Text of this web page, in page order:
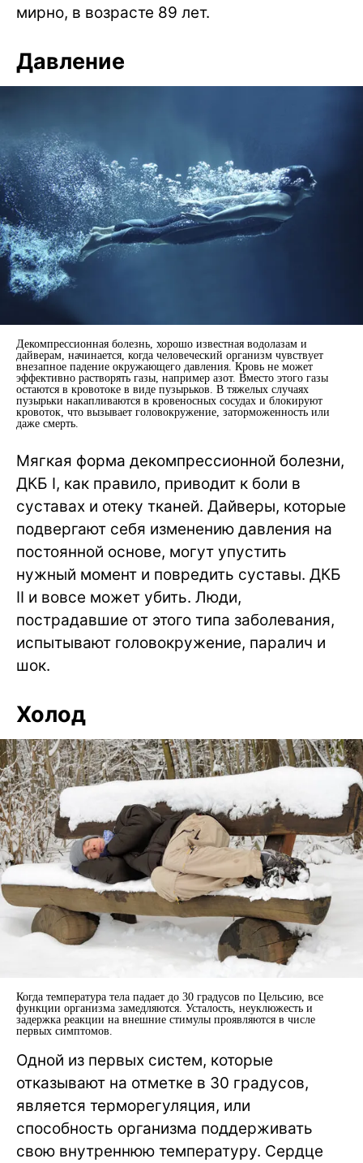
мирно, в возрасте 89 лет.
Давление
Декомпрессионная болезнь, хорошо известная водолазам и
дайверам, начинается, когда человеческий организм чувствует
внезапное падение окружающего давления. Кровь не может
эффективно растворять газы, например азот. Вместо этого газы
остаются в кровотоке в виде пузырьков. В тяжелых случаях
пузырьки накапливаются в кровеносных сосудах и блокируют
кровоток, что вызывает головокружение, заторможенность или
даже смерть.
Мягкая форма декомпрессионной болезни,
ДКБ I, как правило, приводит к боли в
суставах и отеку тканей. Дайверы, которые
подвергают себя изменению давления на
постоянной основе, могут упустить
нужный момент и повредить суставы. ДКБ
II и вовсе может убить. Люди,
пострадавшие от этого типа заболевания,
испытывают головокружение, паралич и
шок.
Холод
Когда температура тела падает до 30 градусов по Цельсию, все
функции организма замедляются. Усталость, неуклюжесть и
задержка реакции на внешние стимулы проявляются в числе
первых симптомов.
Одной из первых систем, которые
отказывают на отметке в 30 градусов,
является терморегуляция, или
способность организма поддерживать
свою внутреннюю температуру. Сердце